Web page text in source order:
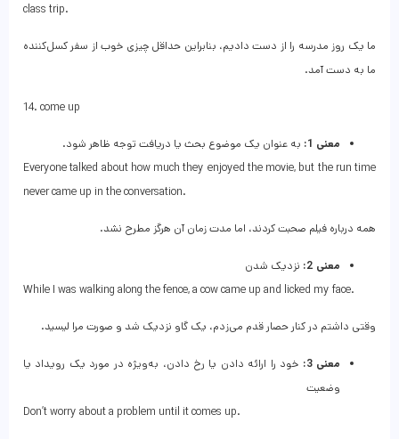
class trip.
ما یک روز مدرسه را از دست دادیم، بنابراین حداقل چیزی خوب از سفر کسل‌کننده
ما به دست آمد.
14. come up
معنی 1:
به عنوان یک موضوع بحث یا دریافت توجه ظاهر شود.
Everyone talked about how much they enjoyed the movie, but the run time
never came up in the conversation.
همه درباره فیلم صحبت کردند، اما مدت زمان آن هرگز مطرح نشد.
معنی 2:
نزدیک شدن
While I was walking along the fence, a cow came up and licked my face.
وقتی داشتم در کنار حصار قدم می‌زدم، یک گاو نزدیک شد و صورت مرا لیسید.
معنی 3:
خود را ارائه دادن یا رخ دادن، به‌ویژه در مورد یک رویداد یا
وضعیت
Don’t worry about a problem until it comes up.